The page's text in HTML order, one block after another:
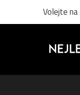
Volejte na